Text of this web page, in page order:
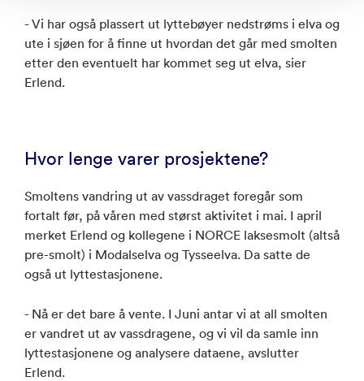
- Vi har også plassert ut lyttebøyer nedstrøms i elva og
ute i sjøen for å finne ut hvordan det går med smolten
etter den eventuelt har kommet seg ut elva, sier
Erlend.
Hvor lenge varer prosjektene?
Smoltens vandring ut av vassdraget foregår som
fortalt før, på våren med størst aktivitet i mai. I april
merket Erlend og kollegene i NORCE laksesmolt (altså
pre-smolt) i Modalselva og Tysseelva. Da satte de
også ut lyttestasjonene.
- Nå er det bare å vente. I Juni antar vi at all smolten
er vandret ut av vassdragene, og vi vil da samle inn
lyttestasjonene og analysere dataene, avslutter
Erlend.